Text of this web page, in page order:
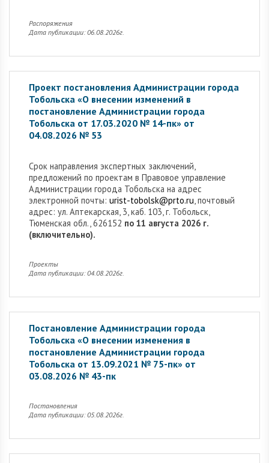
Распоряжения
Дата публикации: 06.08.2026г.
Проект постановления Администрации города
Тобольска «О внесении изменений в
постановление Администрации города
Тобольска от 17.03.2020 № 14-пк» от
04.08.2026 № 53
Cрок направления экспертных заключений,
предложений по проектам в Правовое управление
Администрации города Тобольска на адрес
электронной почты: urist-tobolsk@prto.ru, почтовый
адрес: ул. Аптекарская, 3, каб. 103, г. Тобольск,
Тюменская обл., 626152 по 11 августа 2026 г.
(включительно).
Проекты
Дата публикации: 04.08.2026г.
Постановление Администрации города
Тобольска «О внесении изменения в
постановление Администрации города
Тобольска от 13.09.2021 № 75-пк» от
03.08.2026 № 43-пк
Постановления
Дата публикации: 05.08.2026г.